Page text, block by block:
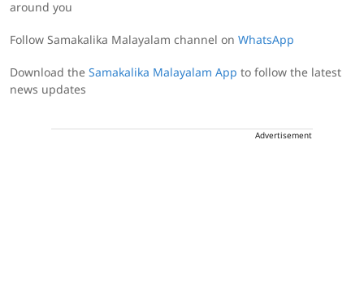
around you
Follow Samakalika Malayalam channel on WhatsApp
Download the Samakalika Malayalam App to follow the latest
news updates
Advertisement